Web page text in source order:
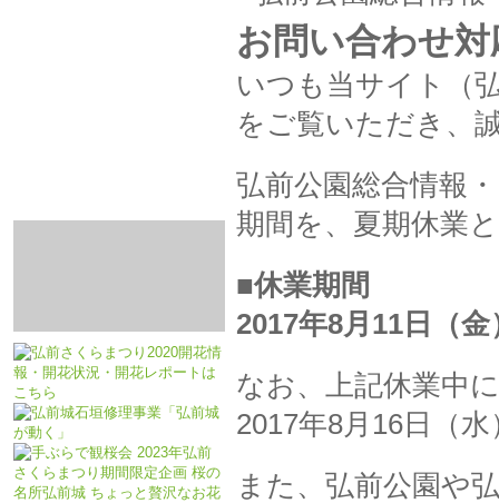
お問い合わせ
いつも当サイト（
をご覧いただき、
弘前公園総合情報
期間を、夏期休業
■休業期間
2017年8月11日（
なお、上記休業中
2017年8月16日（
また、弘前公園や